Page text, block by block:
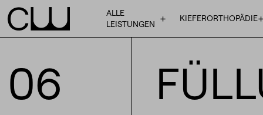
ALLE
LEISTUNGEN + KIEFERORTHOPÄDIE+
06